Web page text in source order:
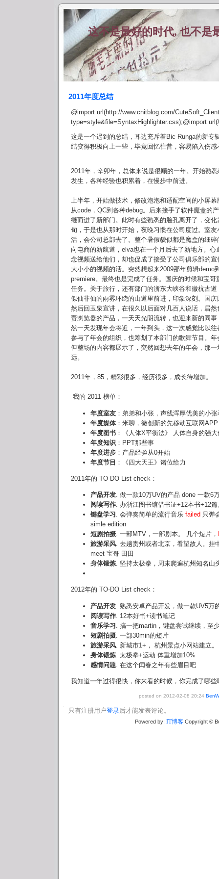
这不是最好的时代, 也不是
2011年度总结
@import url(http://www.cnitblog.com/
type=style&file=SyntaxHighlighter.css);@import
这是一个迟到的总结，耳边充斥着Bic Runga的新专
结变得积极向上一些，毕竟回忆往昔，容易陷入伤感
2011年，辛卯年，总体来说是很顺的一年。开始熟
发生，各种经验也积累着，在慢步中前进。
上半年，开始做技术，修改泡泡和适配空间的小屏
从code，QC到各种debug。后来接手了软件魔盒的
继而进了新部门。此时有些熟悉的脸孔离开了，变
旬，于是也从那时开始，夜晚习惯在公司度过。室
活，会公司总部去了。整个暑假貌似都是魔盒的细
向电商的新航道，elva也在一个月后去了新地方。
念视频送给他们，却也促成了接受了公司俱乐部的
大小小的视频的活。突然想起来2009那年剪辑demo
premiere。最终也是完成了任务。国庆的时候和宝
任务。关于旅行，还有部门的浙东大峡谷和徽杭古
似仙非仙的雨雾环绕的山道里前进，印象深刻。国
然后回玉泉宣讲，在很久以后面对几百人说话，居
责浏览器的产品，一天天光阴流转，也迎来新的同
然一天发现年会将近，一年到头，这一次感觉比以
参与了年会的组织，也筹划了本部门的歌舞节目。
但整场的内容都展示了，突然回想去年的年会，那
远。
2011年，85，精彩很多，经历很多，成长待增加。
我的 2011 榜单：
年度室友 ：弟弟和小张，声线浑厚优美的小
年度媒体：米聊，微创新的先移动互联网APP
年度图书 ：《人体X平衡法》 人体自身的强
年度知识 ：PPT那些事
年度进步 ：产品经验从0开始
年度节目 ：《四大天王》诸位给力
2011年的 TO-DO List check：
产品开发. 做一款10万UV的产品 done 一款6
阅读写作. 办浙江图书馆借书证+12本书+12
键盘学习 . 会弹奏简单的流行音乐 failed 只弹
simle edition
短剧拍摄. 一部MTV，一部剧本。 几个短片，
旅游采风. 去趟贵州或者北京，看望故人。挂
meet 宝哥 田田
身体锻炼. 坚持太极拳，周末爬遍杭州知名山
2012年的 TO-DO List check：
产品开发 . 熟悉安卓产品开发，做一款UV5万
阅读写作 . 12本好书+读书笔记
音乐学习
. 搞一把martin，键盘尝试继续，至
短剧拍摄 . 一部30min的短片
旅游采风 . 新城市1+， 杭州景点小网站建立。
身体锻炼 . 太极拳+运动 体重增加10%
感情问题 . 在这个闰春之年有些眉目吧
我知道一年过得很快，你来看的时候，你完成了哪些
posted on 2012-02-08 20:24
只有注册用户登录后才能发表评论。
Powered by: IT博客Copyright ©